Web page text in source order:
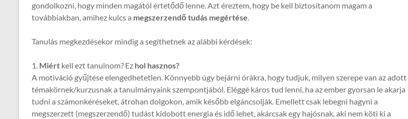
gondolkozni, hogy minden magától értetődő lenne. Azt éreztem, hogy be kell biztosítanom magam a
továbbiakban, amihez kulcs a megszerzendő tudás megértése.
Tanulás megkezdésekor mindig a segíthetnek az alábbi kérdések:
1. Miért kell ezt tanulnom? Ez hol hasznos?
A motiváció gyűjtése elengedhetetlen. Könnyebb úgy bejárni órákra, hogy tudjuk, milyen szerepe van az adott
témakörnek/kurzusnak a tanulmányaink szempontjából. Eléggé káros tud lenni, ha az ember gyorsan le akarja
tudni a számonkéréseket, átrohan dolgokon, amik később elgáncsolják. Emellett csak lebegni hagyni a
megszerzett (megszerzendő) tudást kidobott energia és idő lehet, akárcsak egy hajósnak, aki nem köti ki a